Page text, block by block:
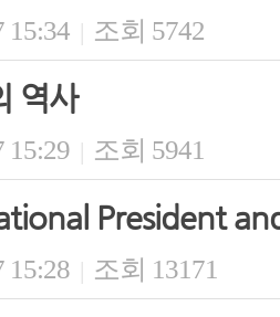
15:34 | 조회 5742
역사
15:29 | 조회 5941
President
15:28 | 조회 13171